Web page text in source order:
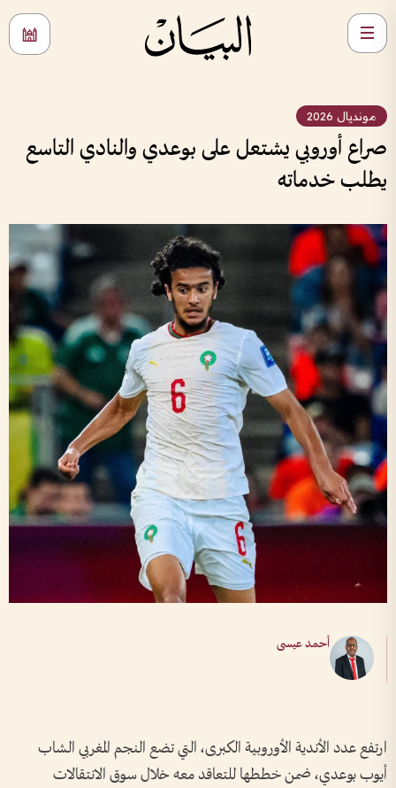
مونديال 2026
صراع أوروبي يشتعل على بوعدي والنادي التاسع
يطلب خدماته
أحمد عيسى
ارتفع عدد الأندية الأوروبية الكبرى، التي تضع النجم المغربي الشاب
أيوب بوعدي، ضمن خططها للتعاقد معه خلال سوق الانتقالات